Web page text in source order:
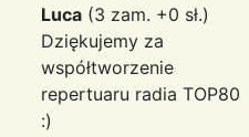
Luca (3 zam. +0 sł.)
Dziękujemy za
współtworzenie
repertuaru radia TOP80
:)